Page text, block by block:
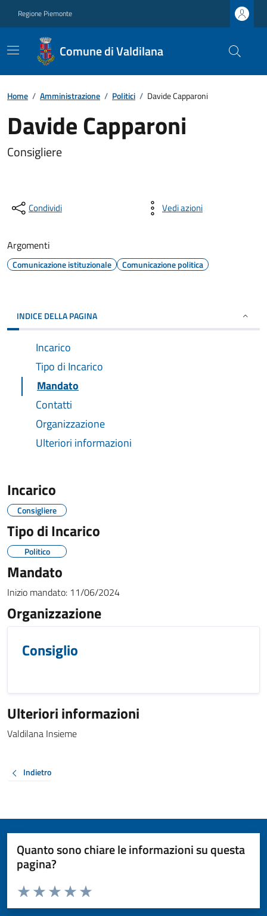
Regione Piemonte
Comune di Valdilana
Home / Amministrazione / Politici / Davide Capparoni
Davide Capparoni
Consigliere
Condividi Vedi azioni
Argomenti
Comunicazione istituzionale Comunicazione politica
INDICE DELLA PAGINA
Incarico
Tipo di Incarico
Mandato
Contatti
Organizzazione
Ulteriori informazioni
Incarico
Consigliere
Tipo di Incarico
Politico
Mandato
Inizio mandato: 11/06/2024
Organizzazione
Consiglio
Ulteriori informazioni
Valdilana Insieme
Indietro
Quanto sono chiare le informazioni su questa
pagina?
Valuta da 1 a 5 stelle la pagina
Valuta 5 stelle su 5
Valuta 4 stelle su 5
Valuta 3 stelle su 5
Valuta 2 stelle su 5
Valuta 1 stelle su 5